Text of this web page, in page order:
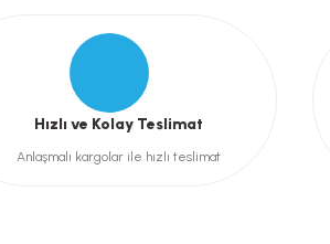
Hızlı ve Kolay Teslimat
Anlaşmalı kargolar ile hızlı teslimat